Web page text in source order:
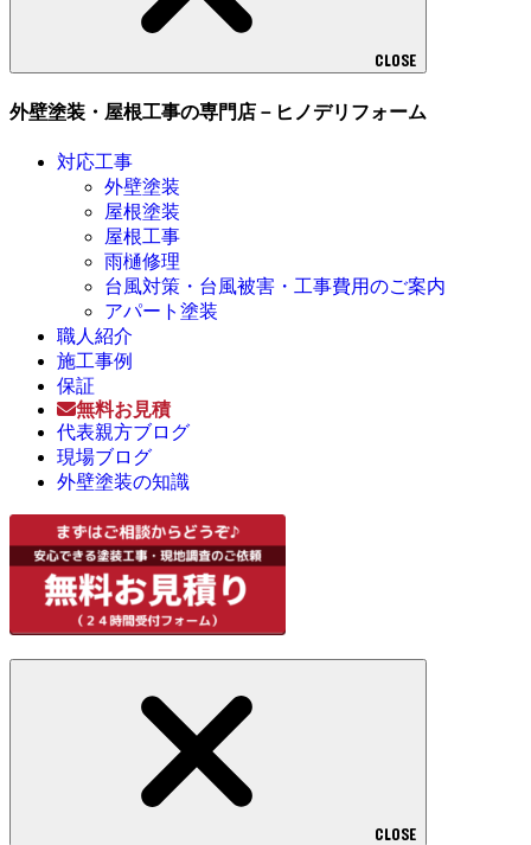
CLOSE
外壁塗装・屋根工事の専門店－ヒノデリフォーム
対応工事
外壁塗装
屋根塗装
屋根工事
雨樋修理
台風対策・台風被害・工事費用のご案内
アパート塗装
職人紹介
施工事例
保証
無料お見積
代表親方ブログ
現場ブログ
外壁塗装の知識
CLOSE